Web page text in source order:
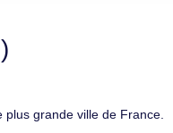
grande ville de France.